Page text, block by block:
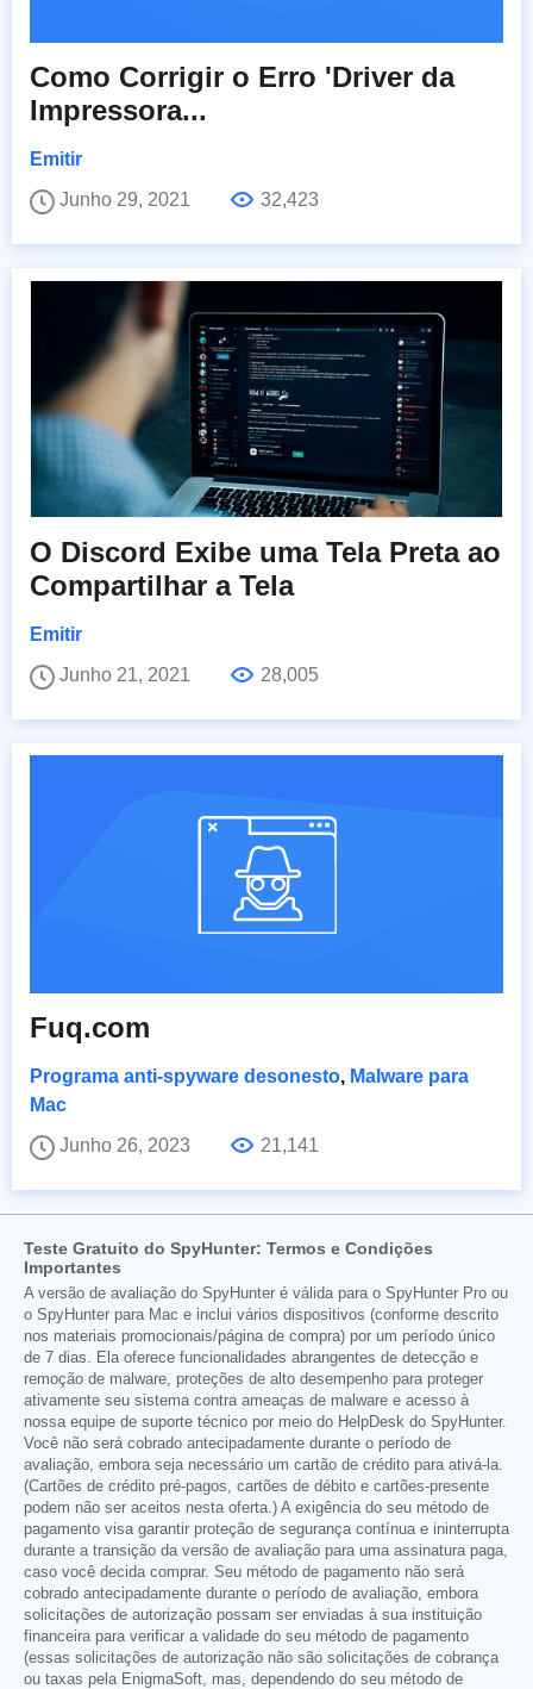
Como Corrigir o Erro 'Driver da
Impressora...
Emitir
Junho 29, 2021
32,423
O Discord Exibe uma Tela Preta ao
Compartilhar a Tela
Emitir
Junho 21, 2021
28,005
Fuq.com
Programa anti-spyware desonesto, Malware para
Mac
Junho 26, 2023
21,141
Teste Gratuito do SpyHunter: Termos e Condições
Importantes
A versão de avaliação do SpyHunter é válida para o SpyHunter Pro ou
o SpyHunter para Mac e inclui vários dispositivos (conforme descrito
nos materiais promocionais/página de compra) por um período único
de 7 dias. Ela oferece funcionalidades abrangentes de detecção e
remoção de malware, proteções de alto desempenho para proteger
ativamente seu sistema contra ameaças de malware e acesso à
nossa equipe de suporte técnico por meio do HelpDesk do SpyHunter.
Você não será cobrado antecipadamente durante o período de
avaliação, embora seja necessário um cartão de crédito para ativá-la.
(Cartões de crédito pré-pagos, cartões de débito e cartões-presente
podem não ser aceitos nesta oferta.) A exigência do seu método de
pagamento visa garantir proteção de segurança contínua e ininterrupta
durante a transição da versão de avaliação para uma assinatura paga,
caso você decida comprar. Seu método de pagamento não será
cobrado antecipadamente durante o período de avaliação, embora
solicitações de autorização possam ser enviadas à sua instituição
financeira para verificar a validade do seu método de pagamento
(essas solicitações de autorização não são solicitações de cobrança
ou taxas pela EnigmaSoft, mas, dependendo do seu método de